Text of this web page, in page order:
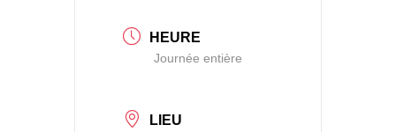
HEURE
Journée entière
LIEU